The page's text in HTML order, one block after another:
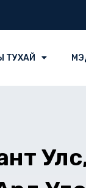
ТУХАЙ